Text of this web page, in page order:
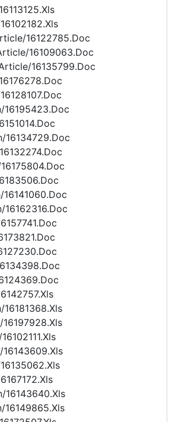
16122785.Doc
16109063.Doc
16135799.Doc
16134729.Doc
16143640.Xls
16149865.Xls